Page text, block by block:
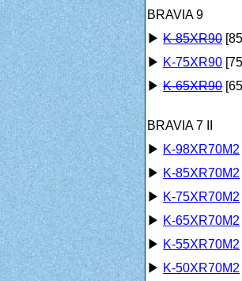
BRAVIA 9
▶K-85XR90
▶ K-75XR90
▶K-65XR90
BRAVIA 7 II
▶ K-98XR70M2
▶ K-85XR70M2
▶ K-75XR70M2
▶ K-65XR70M2
▶ K-55XR70M2
▶ K-50XR70M2